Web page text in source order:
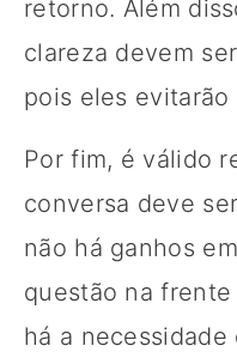
retorno. Além
clareza devem
pois eles
Por fim, é válido
conversa deve
não há ganhos
questão na
há a